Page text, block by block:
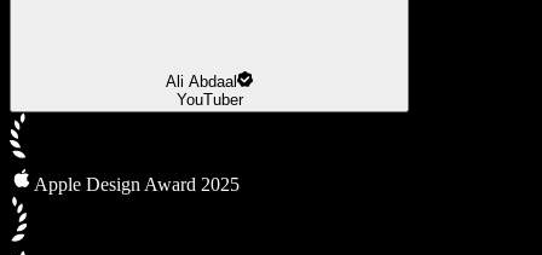
Ali Abdaal
YouTuber
Apple Design Award 2025